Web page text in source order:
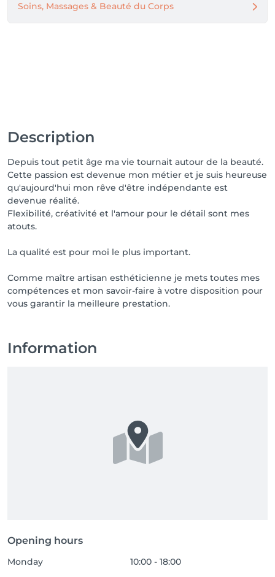
Soins, Massages & Beauté du Corps
Description
Depuis tout petit âge ma vie tournait autour de la beauté.
Cette passion est devenue mon métier et je suis heureuse
qu'aujourd'hui mon rêve d'être indépendante est
devenue réalité.
Flexibilité, créativité et l'amour pour le détail sont mes
atouts.
La qualité est pour moi le plus important.
Comme maître artisan esthéticienne je mets toutes mes
compétences et mon savoir-faire à votre disposition pour
vous garantir la meilleure prestation.
Information
Opening hours
Monday
10:00 - 18:00